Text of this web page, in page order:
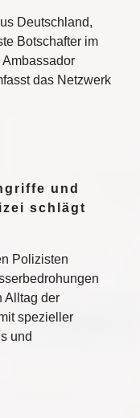
Deutschland,
Botschafter im
Ambassador
das Netzwerk
und
schlägt
Polizisten
Alltag der
spezieller
und